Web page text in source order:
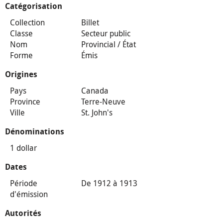
Catégorisation
Collection
Billet
Classe
Secteur public
Nom
Provincial / État
Forme
Émis
Origines
Pays
Canada
Province
Terre-Neuve
Ville
St. John's
Dénominations
1 dollar
Dates
Période
d'émission
De 1912 à 1913
Autorités